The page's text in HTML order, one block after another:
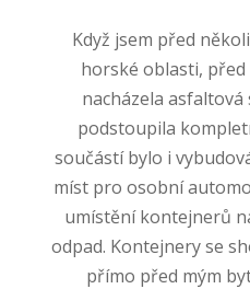
Když jsem před
horské oblasti,
nacházela
podstoupila
součástí bylo i
míst pro osobní
umístění kontejnerů
odpad. Kontejnery se
přímo před mým